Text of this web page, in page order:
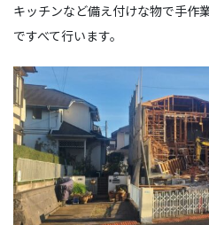
キッチンなど備え付けな物で手作
ですべて行います。